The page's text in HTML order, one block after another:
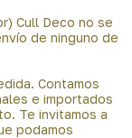
Cull Deco no se
de ninguno de
Contamos
e importados
Te invitamos a
podamos